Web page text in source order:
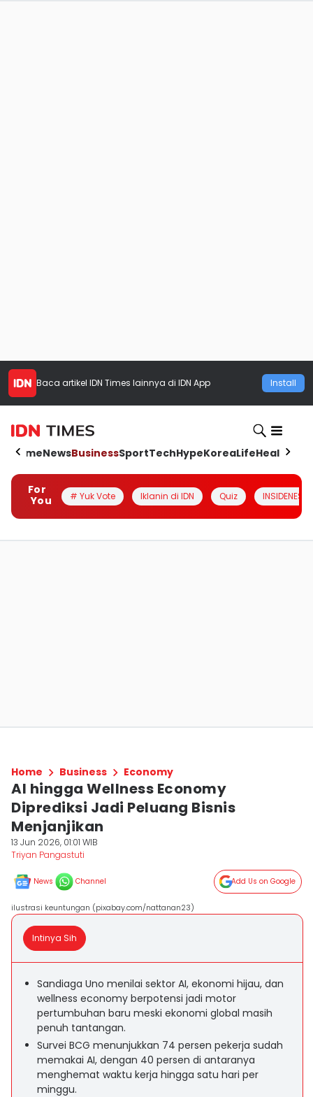
Baca artikel IDN Times lainnya di IDN App Install
HomeNewsBusinessSportTechHypeKoreaLifeHealth
For
You
# Yuk Vote Iklanin di IDN Quiz INSIDENESIA
Home Business Economy
AI hingga Wellness Economy
Diprediksi Jadi Peluang Bisnis
Menjanjikan
13 Jun 2026, 01:01 WIB
Triyan Pangastuti
News Channel Add Us on Google
ilustrasi keuntungan (pixabay.com/nattanan23)
Intinya Sih
Sandiaga Uno menilai sektor AI, ekonomi hijau, dan
wellness economy berpotensi jadi motor
pertumbuhan baru meski ekonomi global masih
penuh tantangan.
Survei BCG menunjukkan 74 persen pekerja sudah
memakai AI, dengan 40 persen di antaranya
menghemat waktu kerja hingga satu hari per
minggu.